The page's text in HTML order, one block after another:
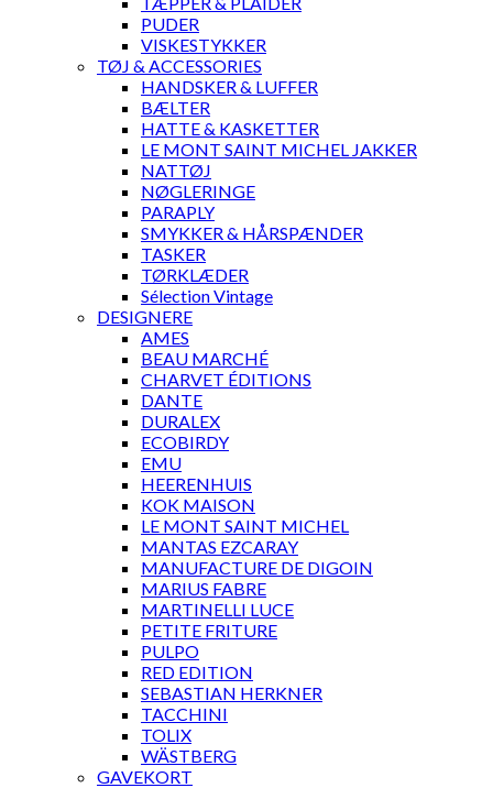
PUDER
VISKESTYKKER
TØJ & ACCESSORIES
HANDSKER & LUFFER
BÆLTER
HATTE & KASKETTER
LE MONT SAINT MICHEL JAKKER
NATTØJ
NØGLERINGE
PARAPLY
SMYKKER & HÅRSPÆNDER
TASKER
TØRKLÆDER
Sélection Vintage
DESIGNERE
AMES
BEAU MARCHÉ
CHARVET ÉDITIONS
DANTE
DURALEX
ECOBIRDY
EMU
HEERENHUIS
KOK MAISON
LE MONT SAINT MICHEL
MANTAS EZCARAY
MANUFACTURE DE DIGOIN
MARIUS FABRE
MARTINELLI LUCE
PETITE FRITURE
PULPO
RED EDITION
SEBASTIAN HERKNER
TACCHINI
TOLIX
WÄSTBERG
GAVEKORT